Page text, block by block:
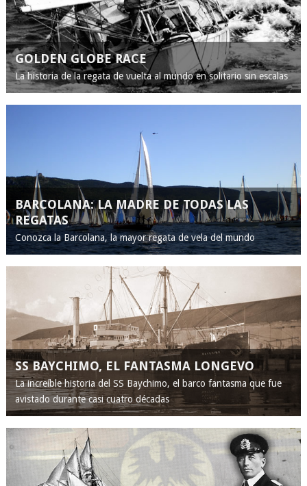
GOLDEN GLOBE RACE
La historia de la regata de vuelta al mundo en solitario sin escalas
BARCOLANA: LA MADRE DE TODAS LAS
REGATAS
Conozca la Barcolana, la mayor regata de vela del mundo
SS BAYCHIMO, EL FANTASMA LONGEVO
La increíble historia del SS Baychimo, el barco fantasma que fue
avistado durante casi cuatro décadas